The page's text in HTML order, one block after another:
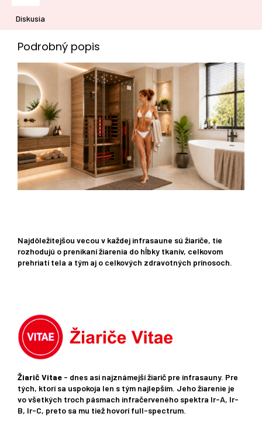
Diskusia
Podrobný popis
Najdôležitejšou vecou v každej infrasaune sú žiariče, tie
rozhodujú o prenikaní žiarenia do hĺbky tkanív, celkovom
prehriatí tela a tým aj o celkových zdravotných prínosoch.
Žiarič Vitae - dnes asi najznámejší žiarič pre infrasauny. Pre
tých, ktorí sa uspokoja len s tým najlepším. Jeho žiarenie je
vo všetkých troch pásmach infračerveného spektra Ir-A, Ir-
B, Ir-C, preto sa mu tiež hovorí full-spectrum.